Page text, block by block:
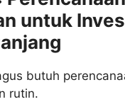
untuk
butuh
rutin.